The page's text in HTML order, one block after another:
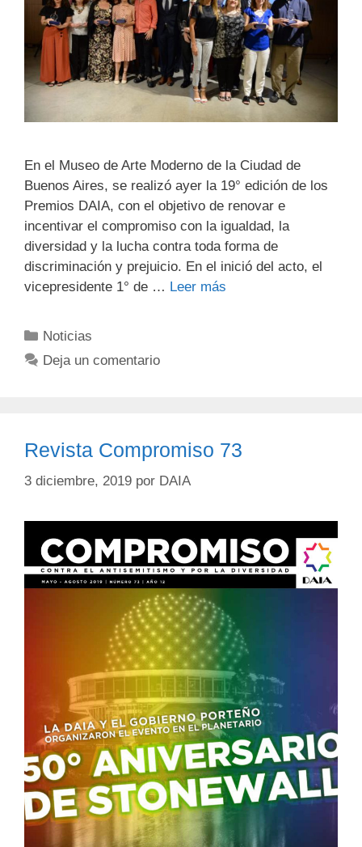
En el Museo de Arte Moderno de la Ciudad de
Buenos Aires, se realizó ayer la 19° edición de los
Premios DAIA, con el objetivo de renovar e
incentivar el compromiso con la igualdad, la
diversidad y la lucha contra toda forma de
discriminación y prejuicio. En el inició del acto, el
vicepresidente 1° de … Leer más
Noticias
Deja un comentario
Revista Compromiso 73
3 diciembre, 2019 por DAIA